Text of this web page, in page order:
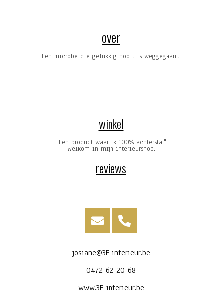
over
Een microbe die gelukkig nooit is weggegaan...
winkel
"Een product waar ik 100% achtersta."
Welkom in mijn interieurshop.
reviews
josiane@3E-interieur.be
0472 62 20 68
www.3E-interieur.be